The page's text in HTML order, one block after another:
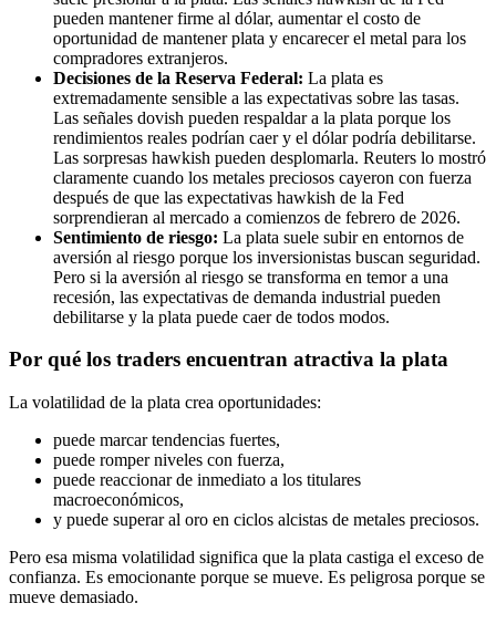
pueden mantener firme al dólar, aumentar el costo de
oportunidad de mantener plata y encarecer el metal para los
compradores extranjeros.
Decisiones de la Reserva Federal: La plata es
extremadamente sensible a las expectativas sobre las tasas.
Las señales dovish pueden respaldar a la plata porque los
rendimientos reales podrían caer y el dólar podría debilitarse.
Las sorpresas hawkish pueden desplomarla. Reuters lo mostró
claramente cuando los metales preciosos cayeron con fuerza
después de que las expectativas hawkish de la Fed
sorprendieran al mercado a comienzos de febrero de 2026.
Sentimiento de riesgo: La plata suele subir en entornos de
aversión al riesgo porque los inversionistas buscan seguridad.
Pero si la aversión al riesgo se transforma en temor a una
recesión, las expectativas de demanda industrial pueden
debilitarse y la plata puede caer de todos modos.
Por qué los traders encuentran atractiva la plata
La volatilidad de la plata crea oportunidades:
puede marcar tendencias fuertes,
puede romper niveles con fuerza,
puede reaccionar de inmediato a los titulares
macroeconómicos,
y puede superar al oro en ciclos alcistas de metales preciosos.
Pero esa misma volatilidad significa que la plata castiga el exceso de
confianza. Es emocionante porque se mueve. Es peligrosa porque se
mueve demasiado.